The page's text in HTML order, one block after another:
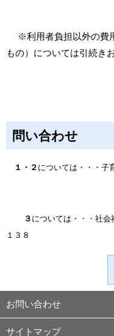
※利用者負担以外の費
もの）については引続き
問い合わせ
１・２ については・・・
３ については・・・社
１３８
お問い合わせ
サイトマップ